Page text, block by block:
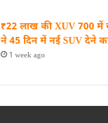
₹22 लाख की XUV 700 में
ने 45 दिन में नई SUV देने
1 week ago